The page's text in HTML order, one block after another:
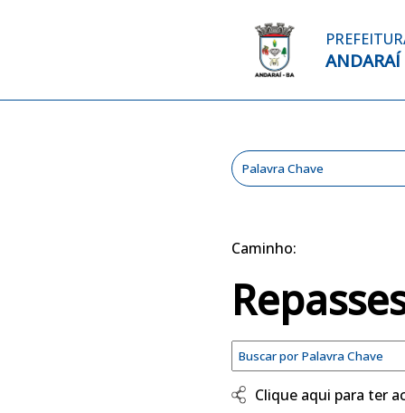
ANDARAÍ
Caminho:
Clique aqui para ter